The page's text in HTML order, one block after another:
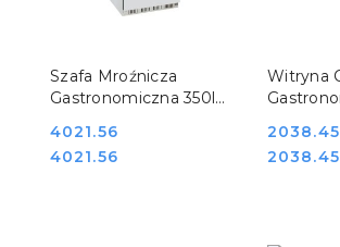
Szafa Mroźnicza
Gastronomiczna 350l
Cena:
4021.56
Cena:
4021.56
DO KOSZYKA
Witryna
Stalgast
Cena:
2038.45
Cena:
2038.45